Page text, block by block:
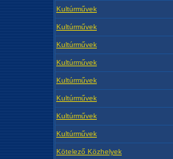
Kultúrművek
Kultúrművek
Kultúrművek
Kultúrművek
Kultúrművek
Kultúrművek
Kultúrművek
Kultúrművek
Kötelező Közhelyek